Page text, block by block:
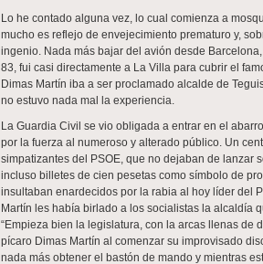
Lo he contado alguna vez, lo cual comienza a
mucho es reflejo de envejecimiento prematuro y,
ingenio. Nada más bajar del avión desde
83, fui casi directamente a La Villa para cubrir el
Dimas Martín iba a ser proclamado alcalde de
no estuvo nada mal la experiencia.
La Guardia Civil se vio obligada a entrar en el
por la fuerza al numeroso y alterado público. Un
simpatizantes del PSOE, que no dejaban de lanzar
incluso billetes de cien pesetas como símbolo de
insultaban enardecidos por la rabia al hoy líder del
Martín les había birlado a los socialistas la alcaldía
“Empieza bien la legislatura, con la arcas llenas de
pícaro Dimas Martín al comenzar su improvisado
nada más obtener el bastón de mando y mientras